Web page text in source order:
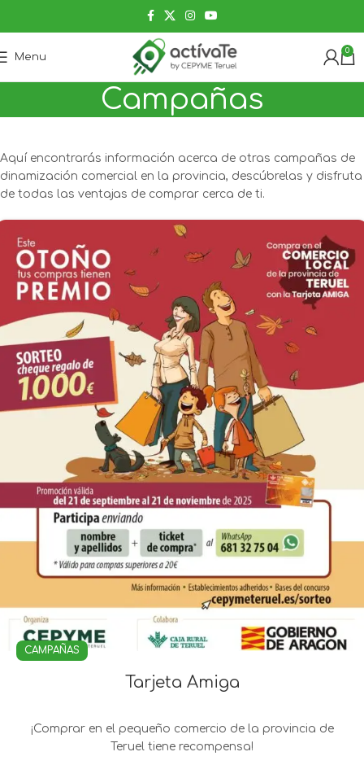
Menu
0
Campañas
Aquí encontrarás información acerca de otras campañas de
dinamización comercial en la provincia, descúbrelas y disfruta
de todas las ventajas de comprar cerca de ti.
CAMPAÑAS
Tarjeta Amiga
¡Comprar en el pequeño comercio de la provincia de
Teruel tiene recompensa!